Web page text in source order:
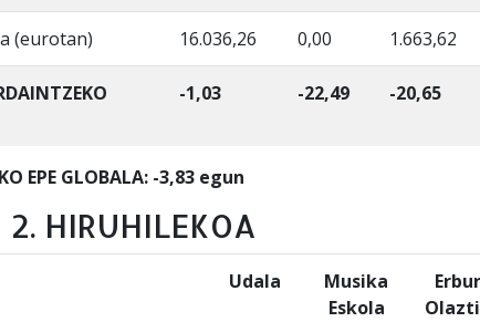
(eurotan) 16.036,26 0,00 1.663,62
-1,03 -22,49 -20,65
EPE GLOBALA: -3,83 egun
HIRUHILEKOA
Udala
Musika
Eskola
Olazti